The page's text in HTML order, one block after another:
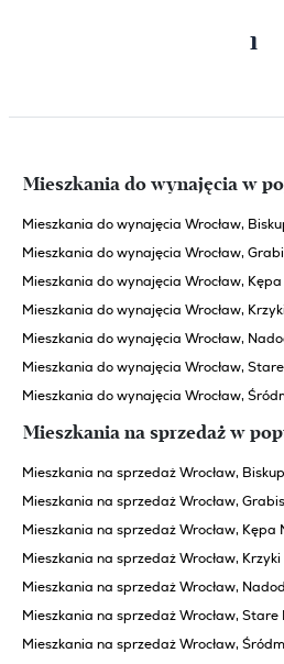
1
Mieszkania do wynajęcia w
Mieszkania do wynajęcia Wrocław,
Mieszkania do wynajęcia Wrocław,
Mieszkania do wynajęcia Wrocław,
Mieszkania do wynajęcia Wrocław, Krzyki
Mieszkania do wynajęcia Wrocław,
Mieszkania do wynajęcia Wrocław,
Mieszkania do wynajęcia Wrocław,
Mieszkania na sprzedaż w
Mieszkania na sprzedaż Wrocław,
Mieszkania na sprzedaż Wrocław,
Mieszkania na sprzedaż Wrocław, Kępa
Mieszkania na sprzedaż Wrocław, Krzyki
Mieszkania na sprzedaż Wrocław,
Mieszkania na sprzedaż Wrocław, Stare
Mieszkania na sprzedaż Wrocław,